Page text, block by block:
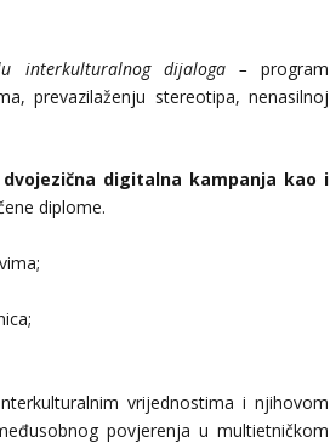
interkulturalnog dijaloga – program
prevazilaženju stereotipa, nenasilnoj
digitalna kampanja kao i
diplome.
vrijednostima i njihovom
povjerenja u multietničkom